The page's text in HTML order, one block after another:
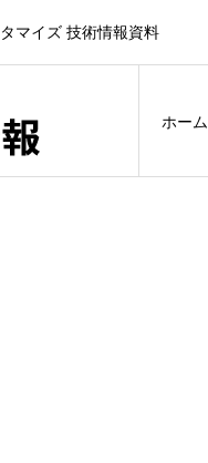
マイズ 技術情報資料
ホーム